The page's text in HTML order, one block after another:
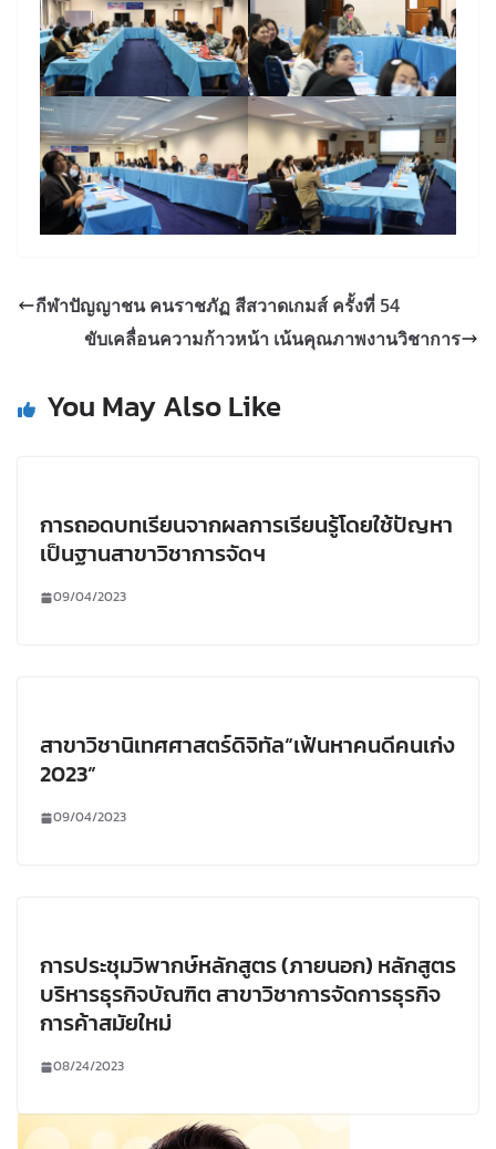
กีฬาปัญญาชน คนราชภัฏ สีสวาดเกมส์ ครั้งที่ 54
ขับเคลื่อนความก้าวหน้า เน้นคุณภาพงานวิชาการ
You May Also Like
การถอดบทเรียนจากผลการเรียนรู้โดยใช้ปัญหา
เป็นฐานสาขาวิชาการจัดฯ
09/04/2023
สาขาวิชานิเทศศาสตร์ดิจิทัล“เฟ้นหาคนดีคนเก่ง
2023”
09/04/2023
การประชุมวิพากษ์หลักสูตร (ภายนอก) หลักสูตร
บริหารธุรกิจบัณฑิต สาขาวิชาการจัดการธุรกิจ
การค้าสมัยใหม่
08/24/2023